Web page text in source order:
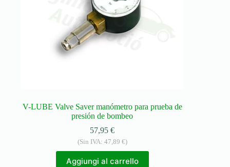
V-LUBE Valve Saver manómetro para prueba de
presión de bombeo
57,95€
(Sin IVA: 47,89 €)
Aggiungi al carrello